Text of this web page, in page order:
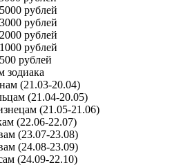
рублей
рублей
рублей
рублей
рублей
зодиака
(21.03-20.04)
(21.04-20.05)
(21.05-21.06)
(22.06-22.07)
(23.07-23.08)
(24.08-23.09)
(24.09-22.10)